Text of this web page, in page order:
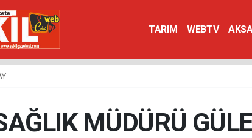
TARIM WEBTV
MÜDÜRÜ